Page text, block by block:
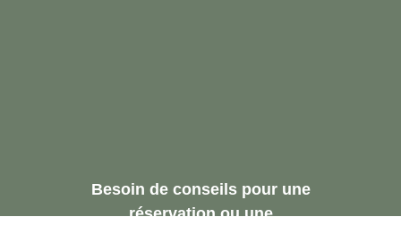
Besoin de conseils pour une
réservation ou une